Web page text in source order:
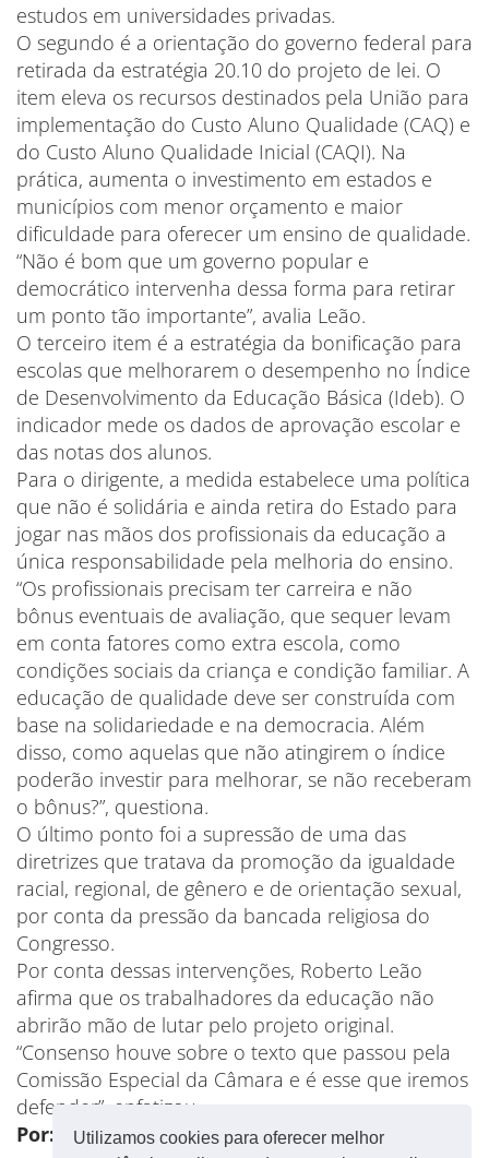
Utilizamos cookies para oferecer melhor
estudos em universidades privadas.
O segundo é a orientação do governo federal para
retirada da estratégia 20.10 do projeto de lei. O
item eleva os recursos destinados pela União para
implementação do Custo Aluno Qualidade (CAQ) e
do Custo Aluno Qualidade Inicial (CAQI). Na
prática, aumenta o investimento em estados e
municípios com menor orçamento e maior
dificuldade para oferecer um ensino de qualidade.
“Não é bom que um governo popular e
democrático intervenha dessa forma para retirar
um ponto tão importante”, avalia Leão.
O terceiro item é a estratégia da bonificação para
escolas que melhorarem o desempenho no Índice
de Desenvolvimento da Educação Básica (Ideb). O
indicador mede os dados de aprovação escolar e
das notas dos alunos.
Para o dirigente, a medida estabelece uma política
que não é solidária e ainda retira do Estado para
jogar nas mãos dos profissionais da educação a
única responsabilidade pela melhoria do ensino.
“Os profissionais precisam ter carreira e não
bônus eventuais de avaliação, que sequer levam
em conta fatores como extra escola, como
condições sociais da criança e condição familiar. A
educação de qualidade deve ser construída com
base na solidariedade e na democracia. Além
disso, como aquelas que não atingirem o índice
poderão investir para melhorar, se não receberam
o bônus?”, questiona.
O último ponto foi a supressão de uma das
diretrizes que tratava da promoção da igualdade
racial, regional, de gênero e de orientação sexual,
por conta da pressão da bancada religiosa do
Congresso.
Por conta dessas intervenções, Roberto Leão
afirma que os trabalhadores da educação não
abrirão mão de lutar pelo projeto original.
“Consenso houve sobre o texto que passou pela
Comissão Especial da Câmara e é esse que iremos
defender”, enfatizou.
Por:
Luiz Carvalho(CUT)